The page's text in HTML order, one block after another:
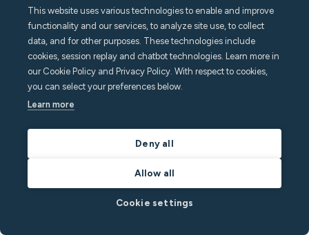
Alarme doméstico
Detecção de tabaco
Clima interno
Assistência de chamada
API
Soluções
Gerentes de aluguel de temporada
Aparthotéis e hotéis
This website uses various technologies to enable and improve
functionality and our services, to analyze site use, to collect
data, and for other purposes. These technologies include
cookies, session replay and chatbot technologies. Learn more in
our Cookie Policy and Privacy Policy. With respect to cookies,
you can select your preferences below.
Learn more
Deny all
Allow all
Cookie settings